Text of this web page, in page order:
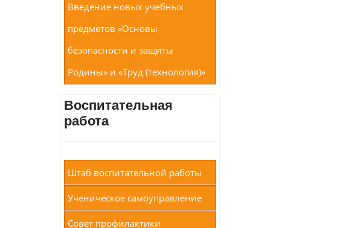
Введение новых учебных
предметов «Основы
безопасности и защиты
Родины» и «Труд (технология)»
Воспитательная
работа
Штаб воспитательной работы
Ученическое самоуправление
Совет профилактики